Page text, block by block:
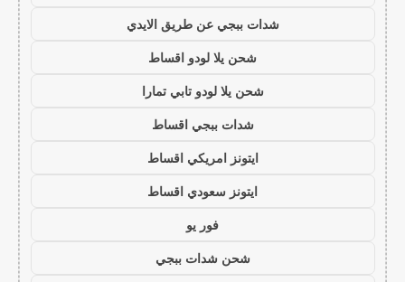
شدات ببجي عن طريق الايدي
شحن يلا لودو اقساط
شحن يلا لودو تابي تمارا
شدات ببجي اقساط
ايتونز امريكي اقساط
ايتونز سعودي اقساط
فور يو
شحن شدات ببجي